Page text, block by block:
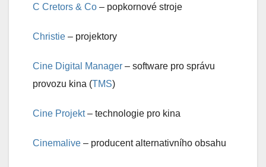
C Cretors & Co – popkornové stroje
Christie – projektory
Cine Digital Manager – software pro správu
provozu kina (TMS)
Cine Projekt– technologie pro kina
Cinemalive – producent alternativního obsahu